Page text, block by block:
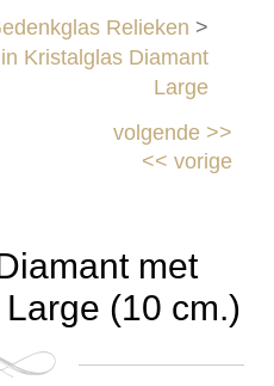
Relieken >
Kristalglas Diamant
Large
volgende>>
<< vorige
met
(10 cm.)